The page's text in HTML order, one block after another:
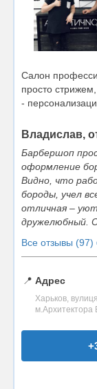
Салон
просто
-
Владислав,
Барбершоп
оформление
Видно, что
бороды, учел
отличная –
дружелюбный.
Все отзывы
📍 Адрес
Харьков,
м.Архитектора